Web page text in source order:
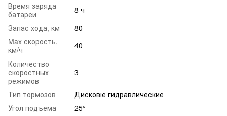
Время заряда
батареи
8 ч
Запас хода, км
80
Max скорость,
км/ч
40
Количество
скоростных
режимов
3
Тип тормозов
Дисковіе гидравлические
Угол подъема
25°